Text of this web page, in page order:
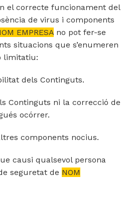
el correcte funcionament del
de virus i components
EMPRESA no pot fer-se
situacions que s’enumeren
limitatiu:
dels Continguts.
Continguts ni la correcció de
ocórrer.
components nocius.
causi qualsevol persona
seguretat de NOM